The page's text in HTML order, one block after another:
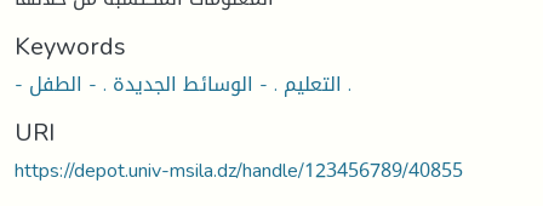
Keywords
- التعليم . - الوسائط الجديدة . - الطفل .
URI
https://depot.univ-msila.dz/handle/123456789/40855